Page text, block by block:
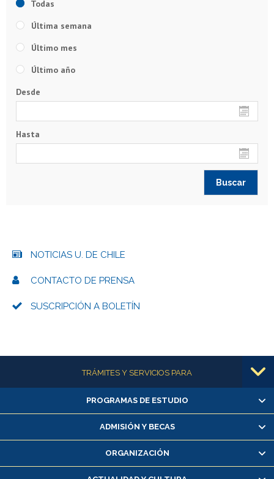
Todas
Última semana
Último mes
Último año
Desde
Hasta
NOTICIAS U. DE CHILE
CONTACTO DE PRENSA
SUSCRIPCIÓN A BOLETÍN
Más informaciónTRÁMITES Y SERVICIOS PARA
Alumnas/os y exalumnas/os
Matrícula en línea
Inscripción y cambio de asignaturas
Consulta y certificado de notas
PROGRAMAS DE ESTUDIO
ADMISIÓN Y BECAS
ORGANIZACIÓN